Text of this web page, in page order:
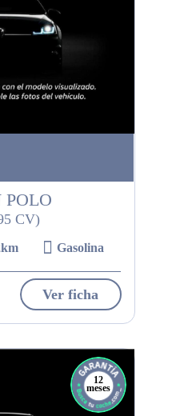
POLO
CV)
Gasolina
Ver ficha
12
meses